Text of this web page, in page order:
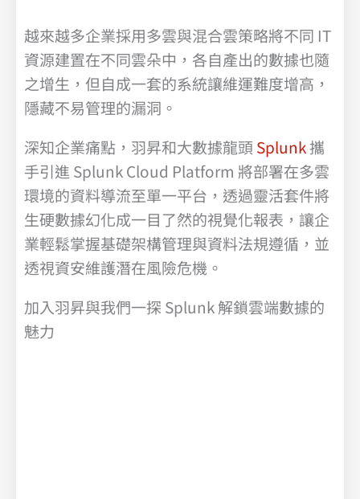
越來越多企業採用多雲與混合雲策略將不同 IT
資源建置在不同雲朵中，各自產出的數據也隨
之增生，但自成一套的系統讓維運難度增高，
隱藏不易管理的漏洞。
深知企業痛點，羽昇和大數據龍頭 Splunk攜
手引進 Splunk Cloud Platform 將部署在多雲
環境的資料導流至單一平台，透過靈活套件將
生硬數據幻化成一目了然的視覺化報表，讓企
業輕鬆掌握基礎架構管理與資料法規遵循，並
透視資安維護潛在風險危機。
加入羽昇與我們一探 Splunk 解鎖雲端數據的
魅力